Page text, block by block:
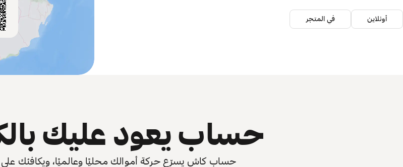
أونلاين في المتجر
حساب يعود عليك
حساب كاش يسرّع حركة أموالك محليًا وعالميًا، ويكافئك على